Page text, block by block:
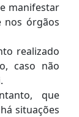
manifestar
nos órgãos
realizado
caso não
que
situações